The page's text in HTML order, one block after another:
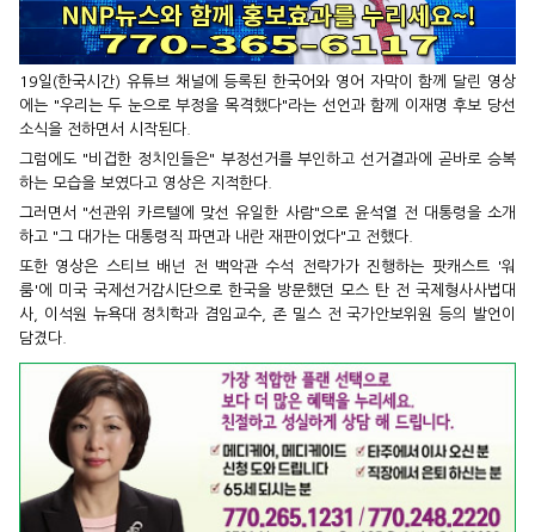
19일(한국시간) 유튜브 채널에 등록된 한국어와 영어 자막이 함께 달린 영상
에는 "우리는 두 눈으로 부정을 목격했다"라는 선언과 함께 이재명 후보 당선
소식을 전하면서 시작된다.
그럼에도 "비겁한 정치인들은" 부정선거를 부인하고 선거결과에 곧바로 승복
하는 모습을 보였다고 영상은 지적한다.
그러면서 "선관위 카르텔에 맞선 유일한 사람"으로 윤석열 전 대통령을 소개
하고 "그 대가는 대통령직 파면과 내란 재판이었다"고 전했다.
또한 영상은 스티브 배넌 전 백악관 수석 전략가가 진행하는 팟캐스트 '워
룸'에 미국 국제선거감시단으로 한국을 방문했던 모스 탄 전 국제형사사법대
사, 이석원 뉴욕대 정치학과 겸임교수, 존 밀스 전 국가안보위원 등의 발언이
담겼다.